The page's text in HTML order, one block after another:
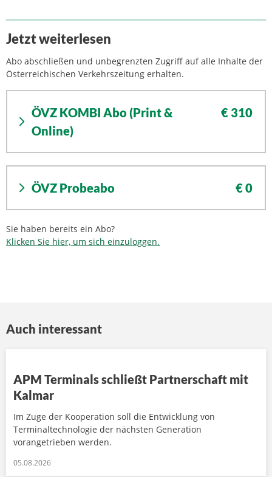
Jetzt weiterlesen
Abo abschließen und unbegrenzten Zugriff auf alle Inhalte der
Österreichischen Verkehrszeitung erhalten.
ÖVZ KOMBI Abo (Print &
Online)
€ 310
ÖVZ Probeabo € 0
Sie haben bereits ein Abo?
Klicken Sie hier, um sich einzuloggen.
Auch interessant
APM Terminals schließt Partnerschaft mit
Kalmar
Im Zuge der Kooperation soll die Entwicklung von
Terminaltechnologie der nächsten Generation
vorangetrieben werden.
05.08.2026